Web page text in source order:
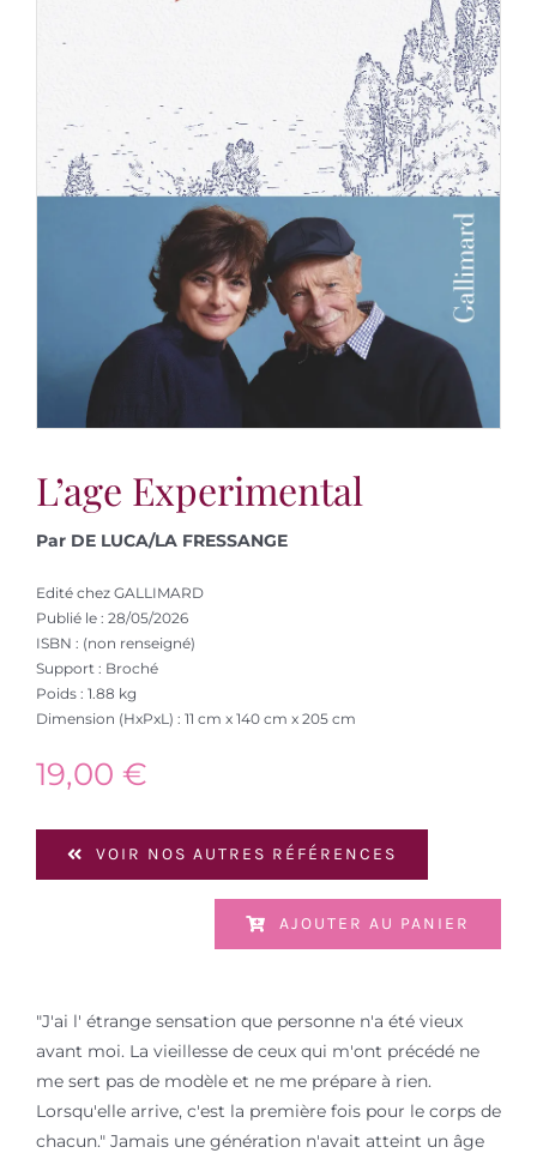
L’age Experimental
Par DE LUCA/LA FRESSANGE
Edité chez GALLIMARD
Publié le : 28/05/2026
ISBN : (non renseigné)
Support : Broché
Poids : 1.88 kg
Dimension (HxPxL) : 11 cm x 140 cm x 205 cm
19,00 €
VOIR NOS AUTRES RÉFÉRENCES
AJOUTER AU PANIER
"J'ai l' étrange sensation que personne n'a été vieux
avant moi. La vieillesse de ceux qui m'ont précédé ne
me sert pas de modèle et ne me prépare à rien.
Lorsqu'elle arrive, c'est la première fois pour le corps de
chacun." Jamais une génération n'avait atteint un âge